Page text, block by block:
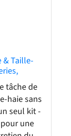
& Taille-
tâche de
haie sans
seul kit -
une